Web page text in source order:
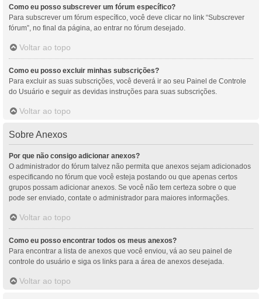
Como eu posso subscrever um fórum específico?
Para subscrever um fórum específico, você deve clicar no link “Subscrever
fórum”, no final da página, ao entrar no fórum desejado.
Voltar ao topo
Como eu posso excluir minhas subscrições?
Para excluir as suas subscrições, você deverá ir ao seu Painel de Controle
do Usuário e seguir as devidas instruções para suas subscrições.
Voltar ao topo
Sobre Anexos
Por que não consigo adicionar anexos?
O administrador do fórum talvez não permita que anexos sejam adicionados
especificando no fórum que você esteja postando ou que apenas certos
grupos possam adicionar anexos. Se você não tem certeza sobre o que
pode ser enviado, contate o administrador para maiores informações.
Voltar ao topo
Como eu posso encontrar todos os meus anexos?
Para encontrar a lista de anexos que você enviou, vá ao seu painel de
controle do usuário e siga os links para a área de anexos desejada.
Voltar ao topo